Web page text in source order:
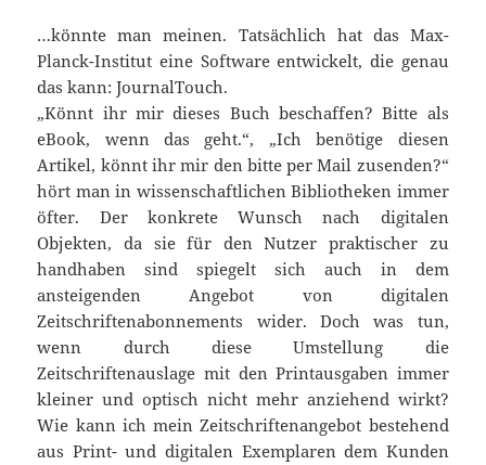
…könnte man meinen. Tatsächlich hat das Max-
Planck-Institut eine Software entwickelt, die genau
das kann: JournalTouch.
„Könnt ihr mir dieses Buch beschaffen? Bitte als
eBook, wenn das geht.“, „Ich benötige diesen
Artikel, könnt ihr mir den bitte per Mail zusenden?“
hört man in wissenschaftlichen Bibliotheken immer
öfter. Der konkrete Wunsch nach digitalen
Objekten, da sie für den Nutzer praktischer zu
handhaben sind spiegelt sich auch in dem
ansteigenden Angebot von digitalen
Zeitschriftenabonnements wider. Doch was tun,
wenn durch diese Umstellung die
Zeitschriftenauslage mit den Printausgaben immer
kleiner und optisch nicht mehr anziehend wirkt?
Wie kann ich mein Zeitschriftenangebot bestehend
aus Print- und digitalen Exemplaren dem Kunden